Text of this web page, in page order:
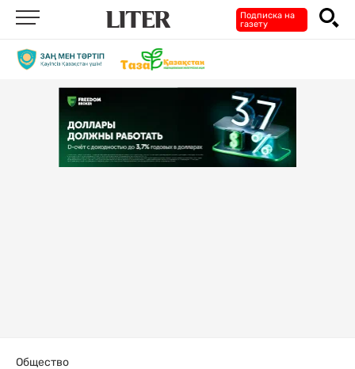
Подписка на
газету
Общество